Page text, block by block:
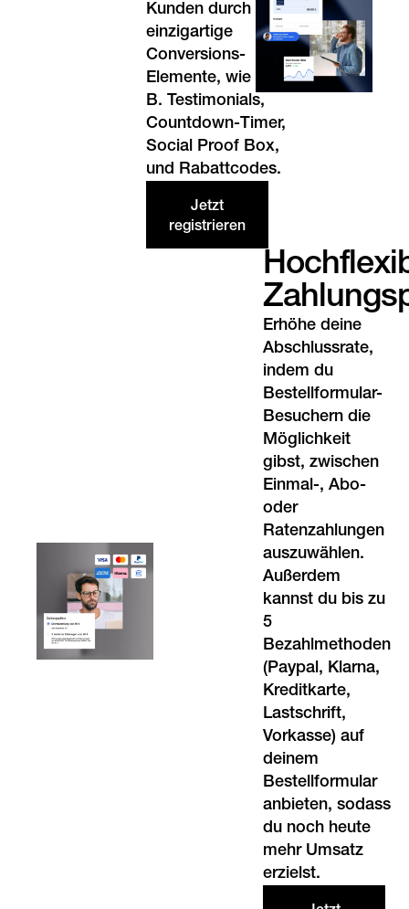
Kunden durch 20+
einzigartige
Conversions-
Elemente, wie z.
B. Testimonials,
Countdown-Timer,
Social Proof Box,
und Rabattcodes.
Jetzt
registrieren
Erhöhe deine
Abschlussrate,
indem du
Bestellformular-
Besuchern die
Möglichkeit
gibst, zwischen
Einmal-, Abo-
oder
Ratenzahlungen
auszuwählen.
Außerdem
kannst du bis zu
5
Bezahlmethoden
(Paypal, Klarna,
Kreditkarte,
Lastschrift,
Vorkasse) auf
deinem
Bestellformular
anbieten, sodass
du noch heute
mehr Umsatz
erzielst.